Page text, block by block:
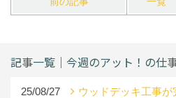
記事一覧｜今週のアット！の仕
25/08/27 ウッドデッキ工事が